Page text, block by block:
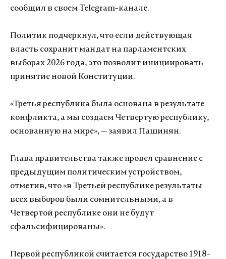
сообщил в своем Telegram-канале.
Политик подчеркнул, что если действующая
власть сохранит мандат на парламентских
выборах 2026 года, это позволит инициировать
принятие новой Конституции.
«Третья республика была основана в результате
конфликта, а мы создаем Четвертую республику,
основанную на мире», — заявил Пашинян.
Глава правительства также провел сравнение с
предыдущим политическим устройством,
отметив, что «в Третьей республике результаты
всех выборов были сомнительными, а в
Четвертой республике они не будут
сфальсифицированы».
Первой республикой считается государство 1918-